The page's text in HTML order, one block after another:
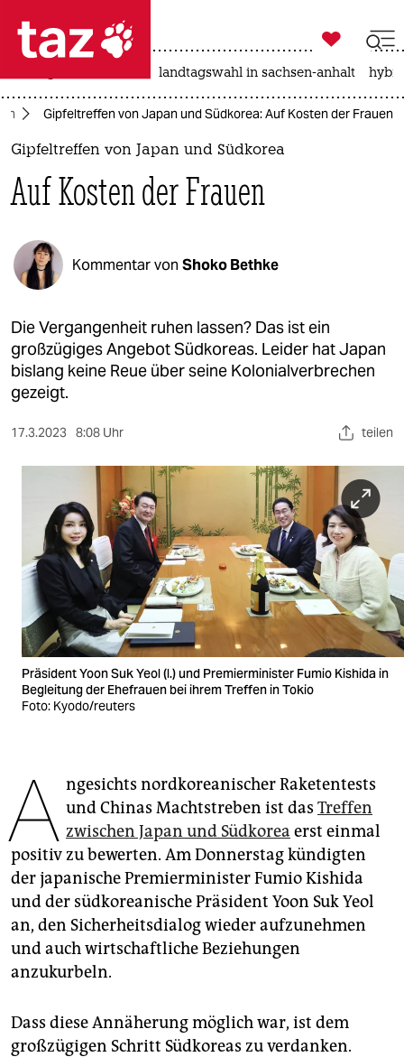
 taz zahl ich
taz zahl ich
themen
politik
öko
gesellschaft
kultur
sport
berlin
verlag
verlag
veranstaltungen
shop
fragen & hilfe
unterstützen
genossenschaft
epaper login

taz zahl ich
landtagswahl in sachsen-anhalt
Gipfeltreffen von Japan und Südkorea: Auf Kosten der Frauen
Gipfeltreffen von Japan und Südkorea
Auf Kosten der Frauen
Kommentar von Shoko Bethke
Die Vergangenheit ruhen lassen? Das ist ein
großzügiges Angebot Südkoreas. Leider hat Japan
bislang keine Reue über seine Kolonialverbrechen
gezeigt.
17.3.2023 8:08 Uhr teilen
Präsident Yoon Suk Yeol (l.) und Premierminister Fumio Kishida in
Begleitung der Ehefrauen bei ihrem Treffen in Tokio
Foto: Kyodo/reuters
A ngesichts nordkoreanischer Raketentests
und Chinas Machtstreben ist das Treffen
zwischen Japan und Südkorea erst einmal
positiv zu bewerten. Am Donnerstag kündigten
der japanische Premierminister Fumio Kishida
und der südkoreanische Präsident Yoon Suk Yeol
an, den Sicherheitsdialog wieder aufzunehmen
und auch wirtschaftliche Beziehungen
anzukurbeln.
Dass diese Annäherung möglich war, ist dem
großzügigen Schritt Südkoreas zu verdanken.